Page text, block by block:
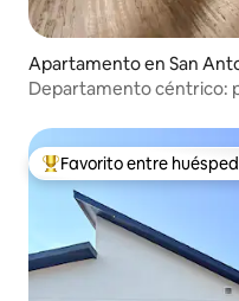
Apartamento en San
Departamento céntrico:
Favorito entre huéspedes
Favorito entre